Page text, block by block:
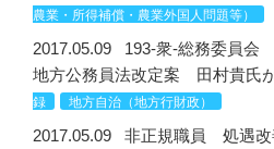
農業・所得補償・農業外国人問題等）
2017.05.09
193-衆-総務委員
地方公務員法改定案 田村貴氏
録
地方自治（地方行財政）
2017.05.09
非正規職員 処遇改